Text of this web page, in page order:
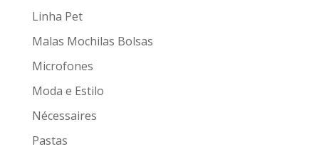
Linha Pet
Malas Mochilas Bolsas
Microfones
Moda e Estilo
Nécessaires
Pastas